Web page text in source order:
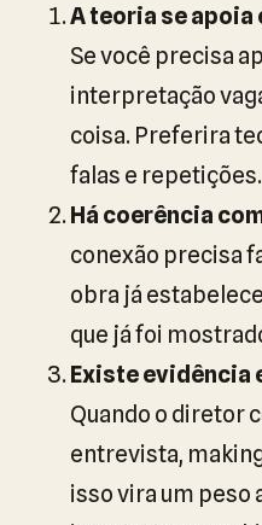
A teoria se
Se você precisa
interpretação
coisa. Preferira
falas e repetições.
Há coerência
conexão precisa
obra já
que já foi
Existe evidência
Quando o diretor
entrevista,
isso vira um peso